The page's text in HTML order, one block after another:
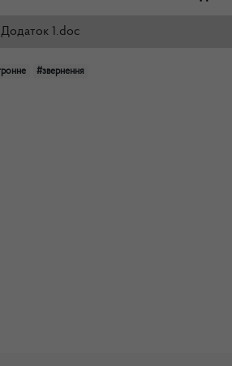
Додаток 1.doc
#звернення